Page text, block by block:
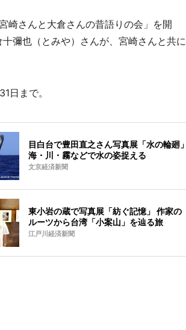
崎さんと大倉さんの昔語りの会」を開
彌也（とみや）さんが、宮崎さんと共に
日まで。
目白台で豊田直之さん写真展「水の輪廻」
海・川・霧などで水の姿捉える
文京経済新聞
東小岩の蔵で写真展「紡ぐ記憶」 作家の
ルーツから台湾「小案山」を辿る旅
江戸川経済新聞